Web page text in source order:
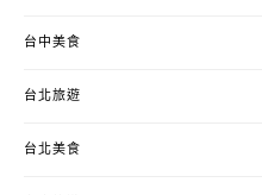
台中美食
台北旅遊
台北美食